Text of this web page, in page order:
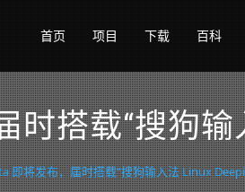
首页 项目 下载 百科
时搭载“搜狗输
即将发布，届时搭载“搜狗输入法 Linux